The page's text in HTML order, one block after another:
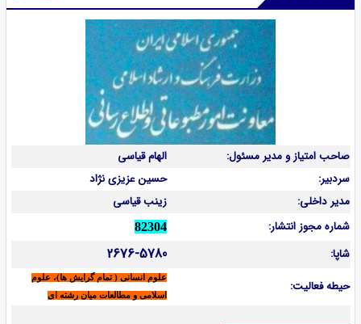
صاحب امتیاز و مدیر مسئول:
الهام قیاسی
سردبیر:
حسین عزیزی نژاد
مدیر داخلی:
زینب قیاسی
شماره مجوز انتشار:
82304
شاپا: 2676-5780
حیطه فعالیت:
علوم انسانی ( تمام گرایش ها)، علوم
اسلامی و مطالعات میان رشته ای